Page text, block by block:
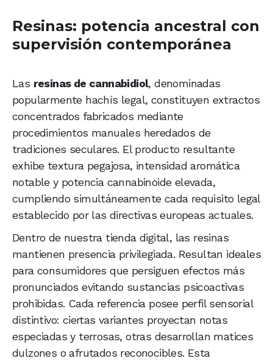
Resinas: potencia ancestral con
supervisión contemporánea
Las resinas de cannabidiol, denominadas
popularmente hachís legal, constituyen extractos
concentrados fabricados mediante
procedimientos manuales heredados de
tradiciones seculares. El producto resultante
exhibe textura pegajosa, intensidad aromática
notable y potencia cannabinoide elevada,
cumpliendo simultáneamente cada requisito legal
establecido por las directivas europeas actuales.
Dentro de nuestra tienda digital, las resinas
mantienen presencia privilegiada. Resultan ideales
para consumidores que persiguen efectos más
pronunciados evitando sustancias psicoactivas
prohibidas. Cada referencia posee perfil sensorial
distintivo: ciertas variantes proyectan notas
especiadas y terrosas, otras desarrollan matices
dulzones o afrutados reconocibles. Esta